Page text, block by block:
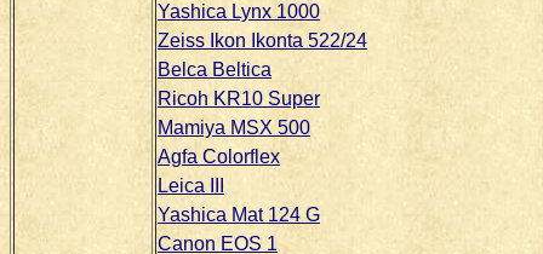
Yashica Lynx 1000
Zeiss Ikon Ikonta 522/24
Belca Beltica
Ricoh KR10 Super
Mamiya MSX 500
Agfa Colorflex
Leica III
Yashica Mat 124 G
Canon EOS 1